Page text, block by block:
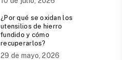
¿Por qué se oxidan los
utensilios de hierro
fundido y cómo
recuperarlos?
29 de mayo, 2026